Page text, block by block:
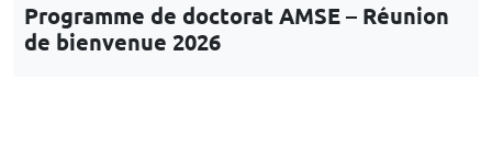
Programme de doctorat AMSE – Réunion
de bienvenue 2026